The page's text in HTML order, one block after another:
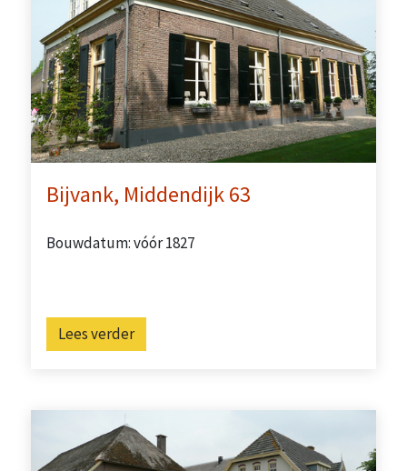
Bijvank, Middendijk 63
Bouwdatum: vóór 1827
Lees verder